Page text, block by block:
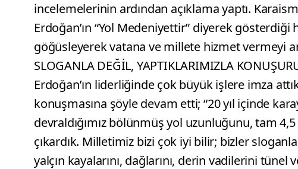
incelemelerinin ardından açıklama yaptı.
Erdoğan’ın “Yol Medeniyettir” diyerek
göğüsleyerek vatana ve millete hizmet vermeyi
SLOGANLA DEĞİL, YAPTIKLARIMIZLA
Erdoğan’ın liderliğinde çok büyük işlere imza
konuşmasına şöyle devam etti; “20 yıl içinde
devraldığımız bölünmüş yol uzunluğunu, tam
çıkardık. Milletimiz bizi çok iyi bilir; bizler
yalçın kayalarını, dağlarını, derin vadilerini